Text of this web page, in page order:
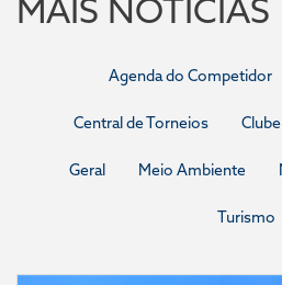
MAIS NOTÍCIAS
Agenda do Competidor
Central de Torneios
Geral Meio Ambiente
Turismo